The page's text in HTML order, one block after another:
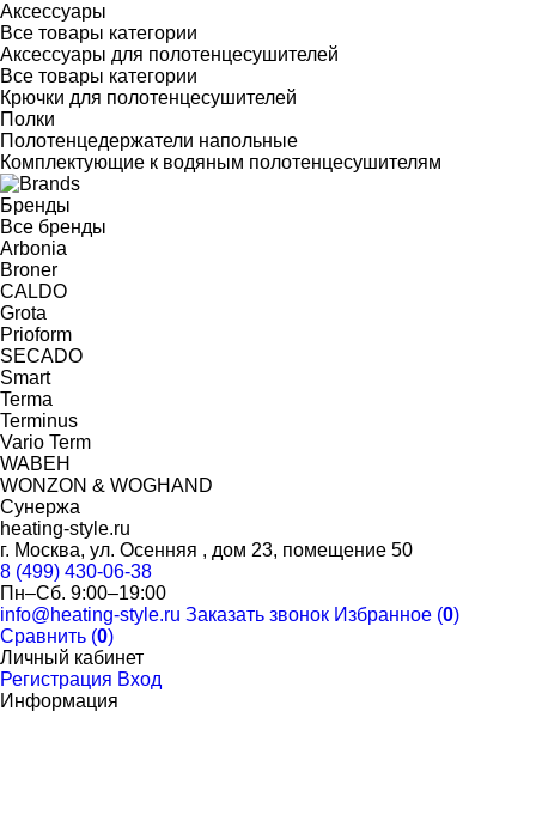
Аксессуары
Все товары категории
Аксессуары для полотенцесушителей
Все товары категории
Крючки для полотенцесушителей
Полки
Полотенцедержатели напольные
Комплектующие к водяным полотенцесушителям
Бренды
Все бренды
Arbonia
Broner
CALDO
Grota
Prioform
SECADO
Smart
Terma
Terminus
Vario Term
WABEH
WONZON & WOGHAND
Сунержа
heating-style.ru
г. Москва, ул. Осенняя , дом 23, помещение 50
8 (499) 430-06-38
Пн–Сб. 9:00–19:00
info@heating-style.ru Заказать звонок Избранное (0)
Сравнить (0)
Личный кабинет
Регистрация Вход
Информация